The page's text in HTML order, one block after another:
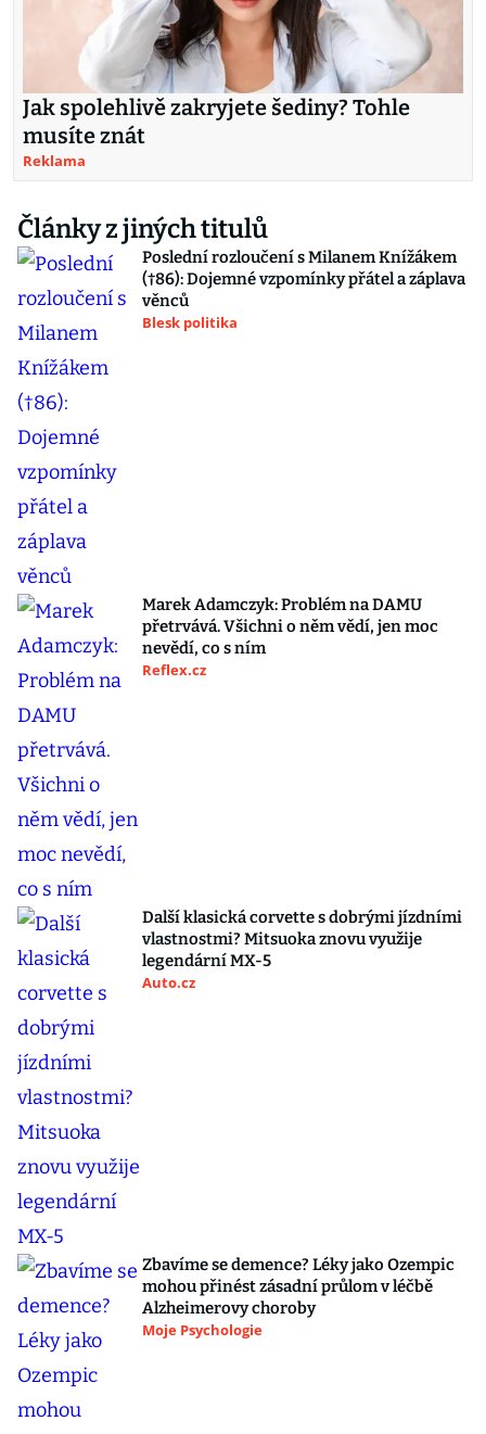
Jak spolehlivě zakryjete šediny? Tohle
musíte znát
Reklama
Články z jiných titulů
Poslední rozloučení s Milanem Knížákem
(†86): Dojemné vzpomínky přátel a záplava
věnců
Blesk politika
Marek Adamczyk: Problém na DAMU
přetrvává. Všichni o něm vědí, jen moc
nevědí, co s ním
Reflex.cz
Další klasická corvette s dobrými jízdními
vlastnostmi? Mitsuoka znovu využije
legendární MX-5
Auto.cz
Zbavíme se demence? Léky jako Ozempic
mohou přinést zásadní průlom v léčbě
Alzheimerovy choroby
Moje Psychologie